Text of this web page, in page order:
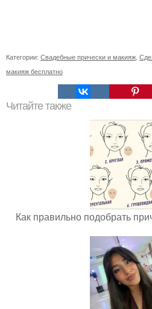
Категории: Свадебные прически и макияж
макияж бесплатно
Читайте также
Как правильно подобрать